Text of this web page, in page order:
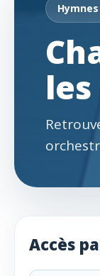
Accès